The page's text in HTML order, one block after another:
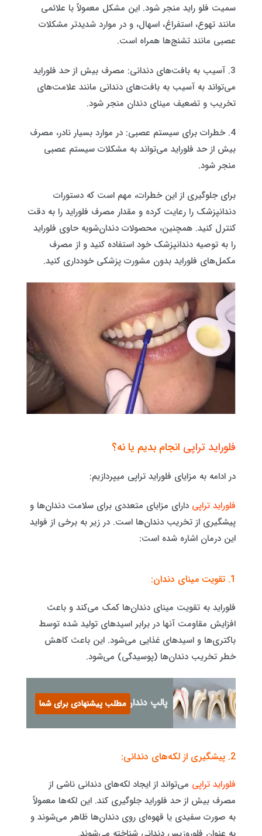
سمیت فلو راید منجر شود. این مشکل معمولاً با علائمی
مانند تهوع، استفراغ، اسهال، و در موارد شدیدتر مشکلات
عصبی مانند تشنج‌ها همراه است.
3. آسیب به بافت‌های دندانی: مصرف بیش از حد فلوراید
می‌تواند به آسیب به بافت‌های دندانی مانند علامت‌های
تخریب و تضعیف مینای دندان منجر شود.
4. خطرات برای سیستم عصبی: در موارد بسیار نادر، مصرف
بیش از حد فلوراید می‌تواند به مشکلات سیستم عصبی
منجر شود.
برای جلوگیری از این خطرات، مهم است که دستورات
دندانپزشک را رعایت کرده و مقدار مصرف فلوراید را به دقت
کنترل کنید. همچنین، محصولات دندان‌شویه حاوی فلوراید
را به توصیه دندانپزشک خود استفاده کنید و از مصرف
مکمل‌های فلوراید بدون مشورت پزشکی خودداری کنید.
فلوراید تراپی انجام بدیم یا نه؟
در ادامه به مزایای فلوراید تراپی میپردازیم:
فلوراید تراپی دارای مزایای متعددی برای سلامت دندان‌ها و
پیشگیری از تخریب دندان‌ها است. در زیر به برخی از فواید
این درمان اشاره شده است:
1. تقویت مینای دندان:
فلوراید به تقویت مینای دندان‌ها کمک می‌کند و باعث
افزایش مقاومت آنها در برابر اسیدهای تولید شده توسط
باکتری‌ها و اسیدهای غذایی می‌شود. این باعث کاهش
خطر تخریب دندان‌ها (پوسیدگی) می‌شود.
پالپ دندان چیست؟مطلب پیشنهادی برای شما
2. پیشگیری از لکه‌های دندانی:
فلوراید تراپی می‌تواند از ایجاد لکه‌های دندانی ناشی از
مصرف بیش از حد فلوراید جلوگیری کند. این لکه‌ها معمولاً
به صورت سفیدی یا قهوه‌ای روی دندان‌ها ظاهر می‌شوند و